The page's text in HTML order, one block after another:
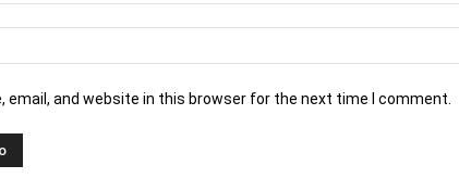
email, and website in this browser for the next time I comment.